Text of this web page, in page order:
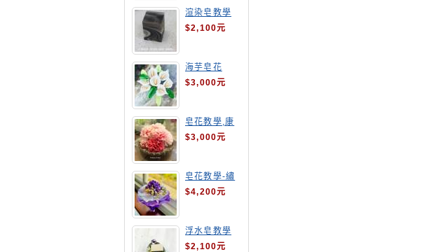
渲染皂教學
$2,100元
海芋皂花
$3,000元
皂花教學,康
乃馨
$3,000元
皂花教學-繡
球花皂花束
$4,200元
浮水皂教學
$2,100元